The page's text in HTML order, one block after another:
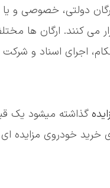
دولتی، خصوصی و
کنند. ارگان ها
اجرای اسناد و
گذاشته میشود یک
خرید خودروی